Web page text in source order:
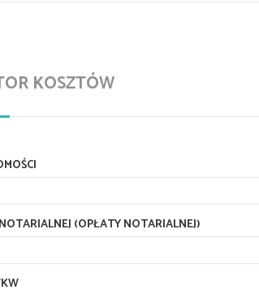
KOSZTÓW
(OPŁATY NOTARIALNEJ)